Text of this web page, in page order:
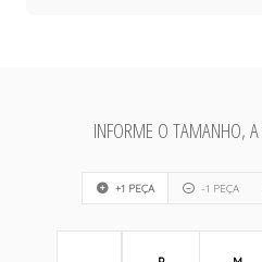
INFORME O TAMANHO,
+1 PEÇA -1 PEÇA